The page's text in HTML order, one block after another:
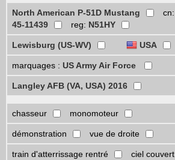
North American P-51D Mustang
cn:
45-11439
reg: N51HY
Lewisburg (US-WV) USA
marquages : US Army Air Force
Langley AFB (VA, USA) 2016
chasseur monomoteur
démonstration vue de droite
train d'atterrissage rentré ciel couvert